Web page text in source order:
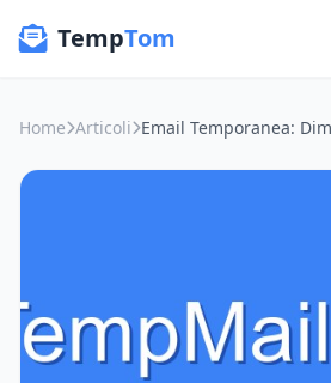
TempTom
Home Articoli